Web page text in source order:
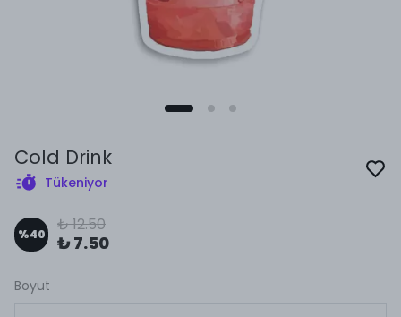
Cold Drink
Tükeniyor
%40 ₺ 12.50
₺ 7.50
Boyut